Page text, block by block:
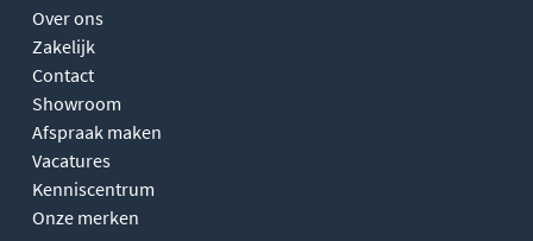
Over ons
Zakelijk
Contact
Showroom
Afspraak maken
Vacatures
Kenniscentrum
Onze merken